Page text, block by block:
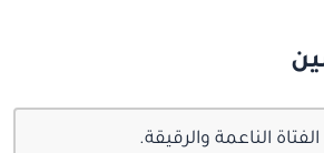
الناعمة والرقيقة.